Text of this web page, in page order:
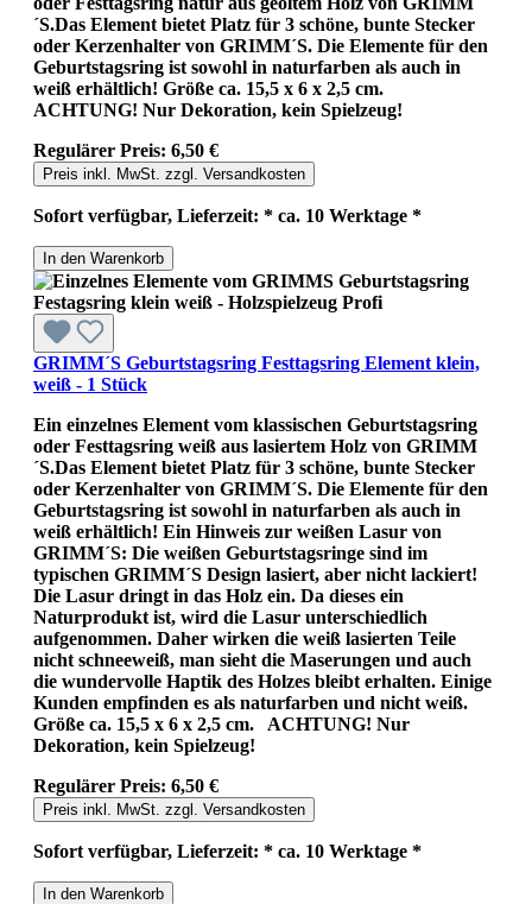
´S.Das Element bietet Platz für 3 schöne, bunte Stecker
oder Kerzenhalter von GRIMM´S. Die Elemente für den
Geburtstagsring ist sowohl in naturfarben als auch in
weiß erhältlich! Größe ca. 15,5 x 6 x 2,5 cm.
ACHTUNG! Nur Dekoration, kein Spielzeug!
Regulärer Preis: 6,50 €
Preis inkl. MwSt. zzgl. Versandkosten
Sofort verfügbar, Lieferzeit: * ca. 10 Werktage *
In den Warenkorb
GRIMM´S Geburtstagsring Festtagsring Element klein,
weiß - 1 Stück
Ein einzelnes Element vom klassischen Geburtstagsring
oder Festtagsring weiß aus lasiertem Holz von GRIMM
´S.Das Element bietet Platz für 3 schöne, bunte Stecker
oder Kerzenhalter von GRIMM´S. Die Elemente für den
Geburtstagsring ist sowohl in naturfarben als auch in
weiß erhältlich! Ein Hinweis zur weißen Lasur von
GRIMM´S: Die weißen Geburtstagsringe sind im
typischen GRIMM´S Design lasiert, aber nicht lackiert!
Die Lasur dringt in das Holz ein. Da dieses ein
Naturprodukt ist, wird die Lasur unterschiedlich
aufgenommen. Daher wirken die weiß lasierten Teile
nicht schneeweiß, man sieht die Maserungen und auch
die wundervolle Haptik des Holzes bleibt erhalten. Einige
Kunden empfinden es als naturfarben und nicht weiß.
Größe ca. 15,5 x 6 x 2,5 cm. ACHTUNG! Nur
Dekoration, kein Spielzeug!
Regulärer Preis: 6,50 €
Preis inkl. MwSt. zzgl. Versandkosten
Sofort verfügbar, Lieferzeit: * ca. 10 Werktage *
In den Warenkorb